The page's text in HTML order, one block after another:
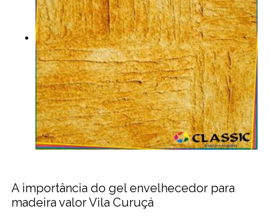
A importância do gel envelhecedor para
madeira valor Vila Curuçá